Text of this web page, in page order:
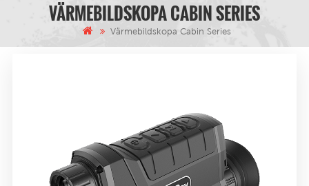
VÄRMEBILDSKOPA CABIN SERIES
Värmebildskopa Cabin Series